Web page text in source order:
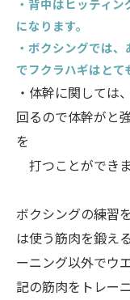
・背中はヒッティ
になります。
・ボクシングでは
でフクラハギはとて
・体幹に関しては
回るので体幹がと
を
打つことができま
ボクシングの練習
は使う筋肉を鍛え
ーニング以外でウ
記の筋肉をトレー